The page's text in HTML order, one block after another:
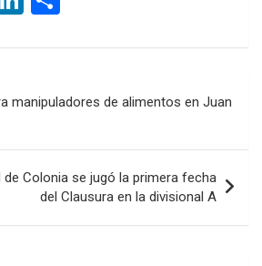
ke
dI
n
m
p
ar
tir
manipuladores de alimentos en Juan
de Colonia se jugó la primera fecha
del Clausura en la divisional A